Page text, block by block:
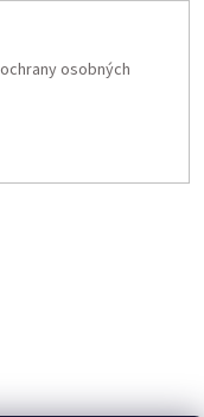
osobných